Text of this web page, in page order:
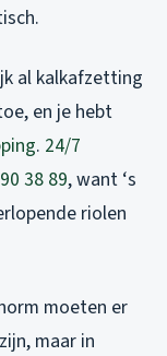
al kalkafzetting
en je hebt
. 24/7
38 89, want ‘s
riolen
moeten er
maar in